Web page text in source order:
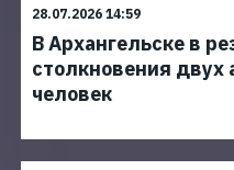
28.07.2026 14:59
В Архангельске в
столкновения двух
человек